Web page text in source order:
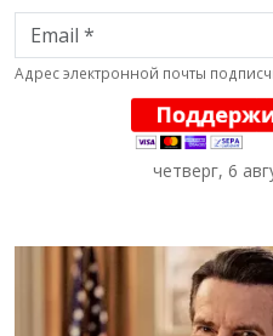
Email
Адрес электронной почты
четверг, 6